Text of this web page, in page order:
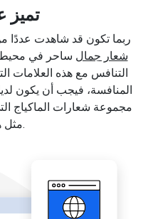
تميز
ربما تكون قد شاهدت عددًا
شعار جمال ساحر في محيطك
التنافس مع هذه العلامات
المنافسة، فيجب أن يكون
مجموعة شعارات الماكياج
مثل هذا الشعار.